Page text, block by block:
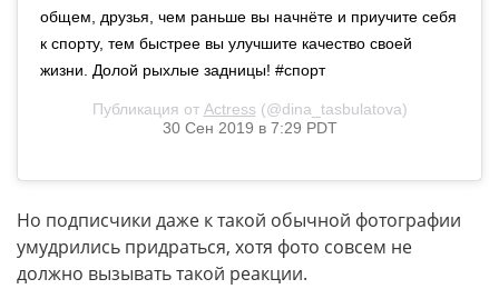
общем, друзья, чем раньше вы начнёте и приучите себя
к спорту, тем быстрее вы улучшите качество своей
жизни. Долой рыхлые задницы! #спорт
Публикация от Actress (@dina_tasbulatova)
30 Сен 2019 в 7:29 PDT
Но подписчики даже к такой обычной фотографии
умудрились придраться, хотя фото совсем не
должно вызывать такой реакции.